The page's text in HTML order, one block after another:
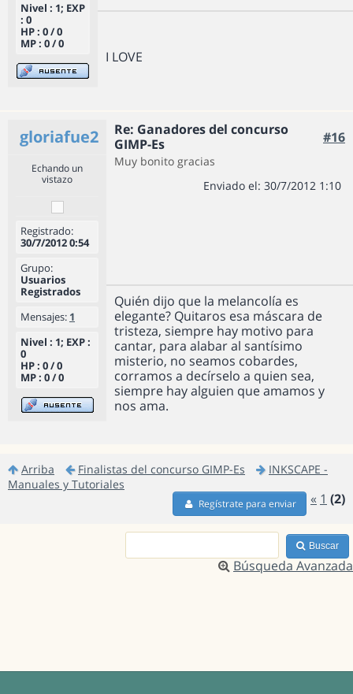
Nivel : 1; EXP
: 0
HP : 0 / 0
MP : 0 / 0
I LOVE
gloriafue2
Re: Ganadores del concurso
GIMP-Es
#16
Echando un
vistazo
Registrado:
30/7/2012 0:54
Grupo:
Usuarios
Registrados
Mensajes: 1
Nivel : 1; EXP :
0
HP : 0 / 0
MP : 0 / 0
Muy bonito gracias
Enviado el: 30/7/2012 1:10
Quién dijo que la melancolía es
elegante? Quitaros esa máscara de
tristeza, siempre hay motivo para
cantar, para alabar al santísimo
misterio, no seamos cobardes,
corramos a decírselo a quien sea,
siempre hay alguien que amamos y
nos ama.
Arriba Finalistas del concurso GIMP-Es
INKSCAPE -
Manuales y Tutoriales
« 1 (2)
Regístrate para enviar
Buscar
Búsqueda Avanzada